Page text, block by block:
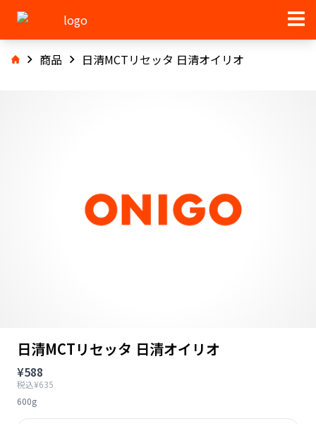
商品 日清MCTリセッタ 日清オイリオ
日清MCTリセッタ 日清オイリオ
¥588
税込¥635
600g